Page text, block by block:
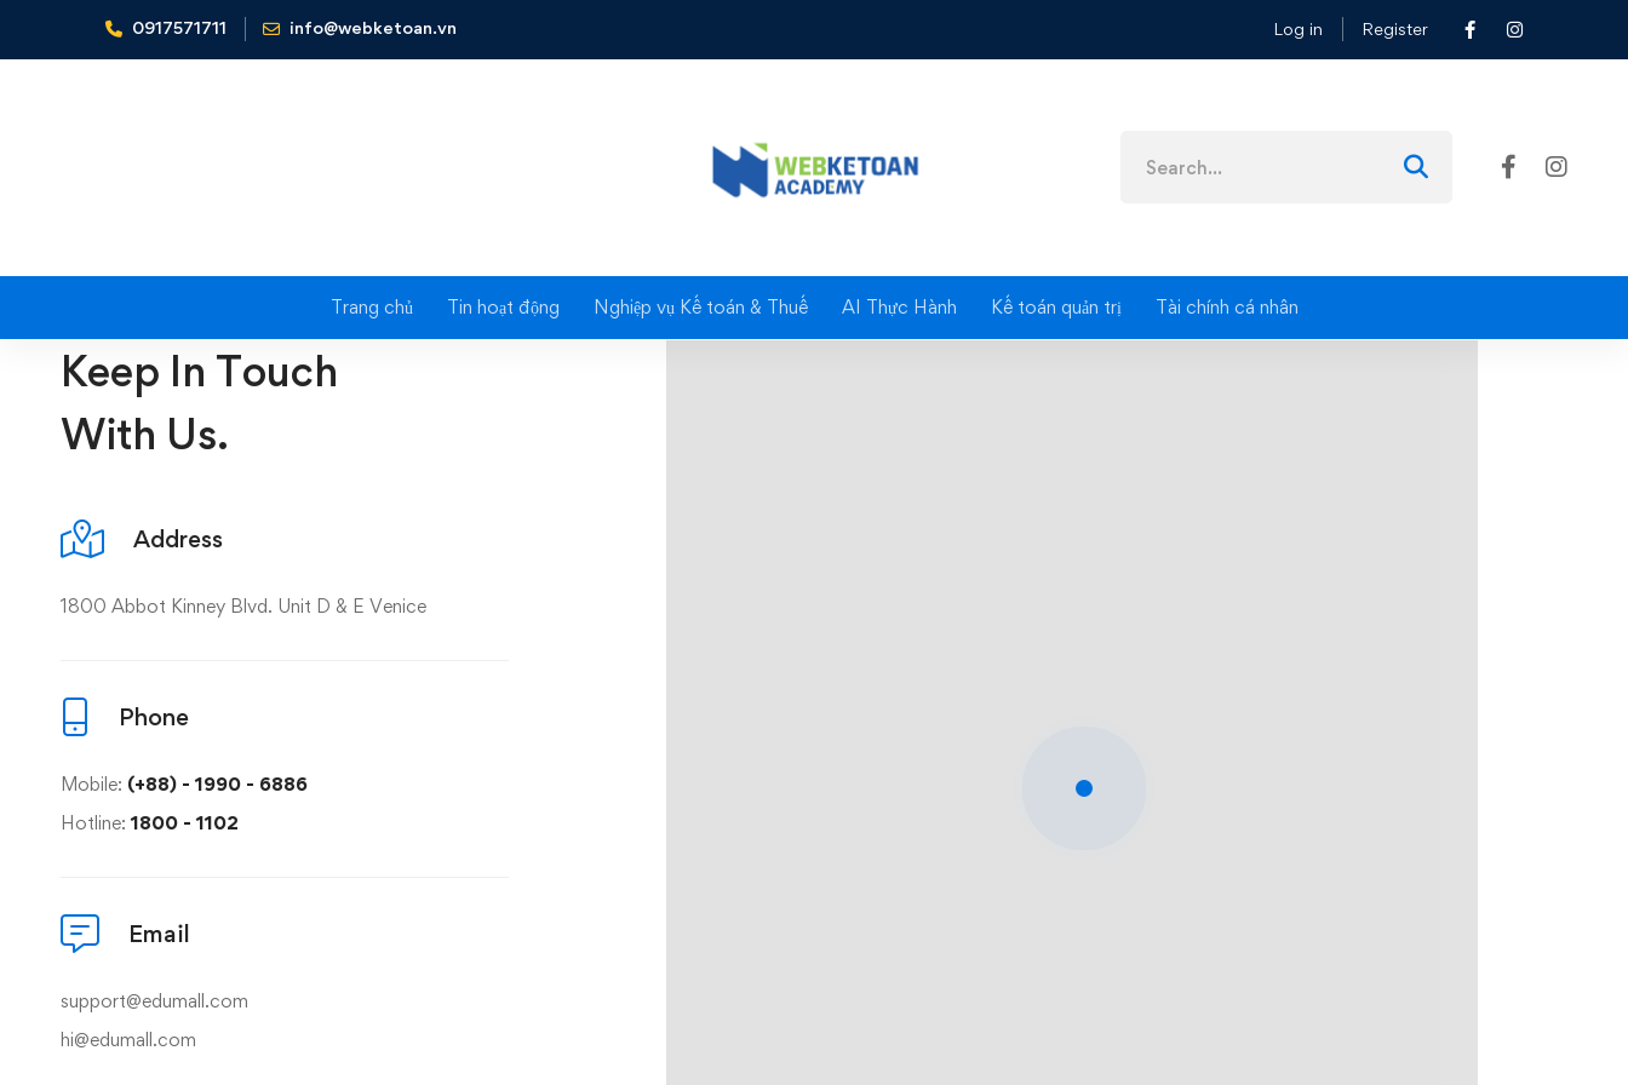
0917571711 info@webketoan.vn Log in Register
Trang chủ Tin hoạt động Nghiệp vụ Kế toán & Thuế AI Thực Hành Kế toán quản trị Tài chính cá nhân
Home Contact us 02
Keep In Touch
With Us.
Address
1800 Abbot Kinney Blvd. Unit D & E Venice
Phone
Mobile: (+88) - 1990 - 6886
Hotline:1800 - 1102
Email
support@edumall.com
hi@edumall.com